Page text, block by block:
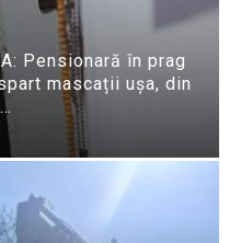
Pensionară în prag
mascații ușa, din